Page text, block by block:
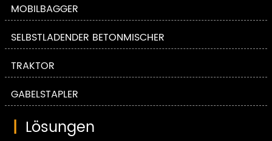
MOBILBAGGER
SELBSTLADENDER BETONMISCHER
TRAKTOR
GABELSTAPLER
| Lösungen